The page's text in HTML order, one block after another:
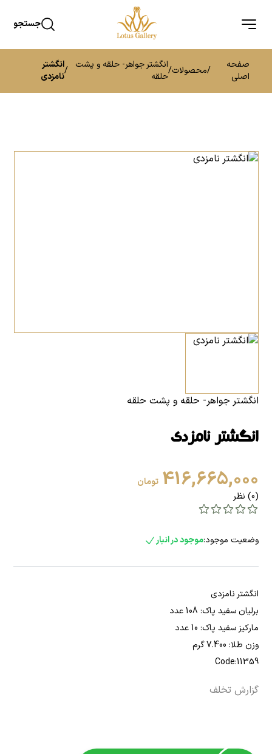
جستجو
صفحه
اصلی
/محصولات/انگشتر جواهر- حلقه و پشت
حلقه
/انگشتر
نامزدی
انگشتر جواهر- حلقه و پشت حلقه
انگشتر نامزدی
416,665,000 تومان
(0) نظر
وضعیت موجود:موجود در انبار
انگشتر نامزدی
برلیان سفید پاک: 108 عدد
مارکیز سفید پاک: 10 عدد
وزن طلا: 7.400 گرم
Code:11359
گزارش تخلف